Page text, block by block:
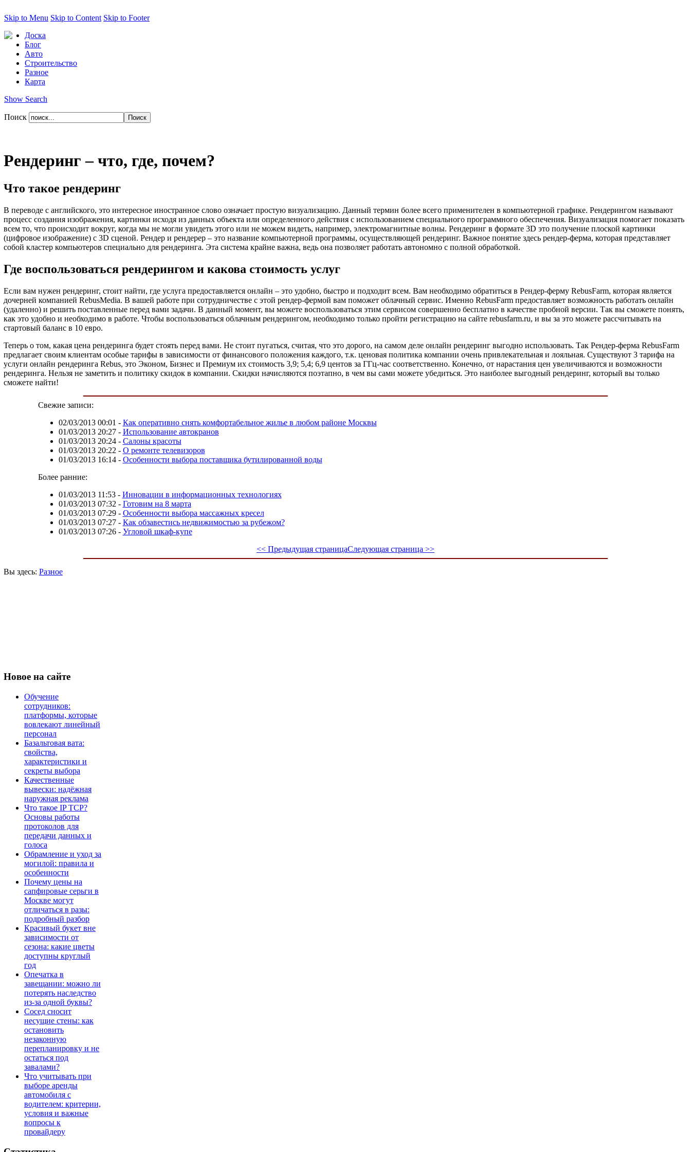
Skip to Menu Skip to Content Skip to Footer
Доска
Блог
Авто
Строительство
Разное
Карта
Show Search
Поиск
Рендеринг – что, где, почем?
Что такое рендеринг
В переводе с английского, это интересное иностранное слово означает простую визуализацию. Данный термин более всего применителен в компьютерной графике. Рендерингом называют
процесс создания изображения, картинки исходя из данных объекта или определенного действия с использованием специального программного обеспечения. Визуализация помогает показать
всем то, что происходит вокруг, когда мы не могли увидеть этого или не можем видеть, например, электромагнитные волны. Рендеринг в формате 3D это получение плоской картинки
(цифровое изображение) с 3D сценой. Рендер и рендерер – это название компьютерной программы, осуществляющей рендеринг. Важное понятие здесь рендер-ферма, которая представляет
собой кластер компьютеров специально для рендеринга. Эта система крайне важна, ведь она позволяет работать автономно с полной обработкой.
Где воспользоваться рендерингом и какова стоимость услуг
Если вам нужен рендеринг, стоит найти, где услуга предоставляется онлайн – это удобно, быстро и подходит всем. Вам необходимо обратиться в Рендер-ферму RebusFarm, которая является
дочерней компанией RebusMedia. В вашей работе при сотрудничестве с этой рендер-фермой вам поможет облачный сервис. Именно RebusFarm предоставляет возможность работать онлайн
(удаленно) и решить поставленные перед вами задачи. В данный момент, вы можете воспользоваться этим сервисом совершенно бесплатно в качестве пробной версии. Так вы сможете понять,
как это удобно и необходимо в работе. Чтобы воспользоваться облачным рендерингом, необходимо только пройти регистрацию на сайте rebusfarm.ru, и вы за это можете рассчитывать на
стартовый баланс в 10 евро.
Теперь о том, какая цена рендеринга будет стоять перед вами. Не стоит пугаться, считая, что это дорого, на самом деле онлайн рендеринг выгодно использовать. Так Рендер-ферма RebusFarm
предлагает своим клиентам особые тарифы в зависимости от финансового положения каждого, т.к. ценовая политика компании очень привлекательная и лояльная. Существуют 3 тарифа на
услуги онлайн рендеринга Rebus, это Эконом, Бизнес и Премиум их стоимость 3,9; 5,4; 6,9 центов за ГГц-час соответственно. Конечно, от нарастания цен увеличиваются и возможности
рендеринга. Нельзя не заметить и политику скидок в компании. Скидки начисляются поэтапно, в чем вы сами можете убедиться. Это наиболее выгодный рендеринг, который вы только
сможете найти!
Свежие записи:
02/03/2013 00:01 - Как оперативно снять комфортабельное жилье в любом районе Москвы
01/03/2013 20:27- Использование автокранов
01/03/2013 20:24- Салоны красоты
01/03/2013 20:22 - О ремонте телевизоров
01/03/2013 16:14- Особенности выбора поставщика бутилированной воды
Более ранние:
01/03/2013 11:53- Инновации в информационных технологиях
01/03/2013 07:32 - Готовим на 8 марта
01/03/2013 07:29- Особенности выбора массажных кресел
01/03/2013 07:27- Как обзавестись недвижимостью за рубежом?
01/03/2013 07:26- Угловой шкаф-купе
<< Предыдущая страницаСледующая страница >>
Вы здесь: Разное
Новое на сайте
Обучение
сотрудников:
платформы, которые
вовлекают линейный
персонал
Базальтовая вата:
свойства,
характеристики и
секреты выбора
Качественные
вывески: надёжная
наружная реклама
Что такое IP TCP?
Основы работы
протоколов для
передачи данных и
голоса
Обрамление и уход за
могилой: правила и
особенности
Почему цены на
сапфировые серьги в
Москве могут
отличаться в разы:
подробный разбор
Красивый букет вне
зависимости от
сезона: какие цветы
доступны круглый
год
Опечатка в
завещании: можно ли
потерять наследство
из-за одной буквы?
Сосед сносит
несущие стены: как
остановить
незаконную
перепланировку и не
остаться под
завалами?
Что учитывать при
выборе аренды
автомобиля с
водителем: критерии,
условия и важные
вопросы к
провайдеру